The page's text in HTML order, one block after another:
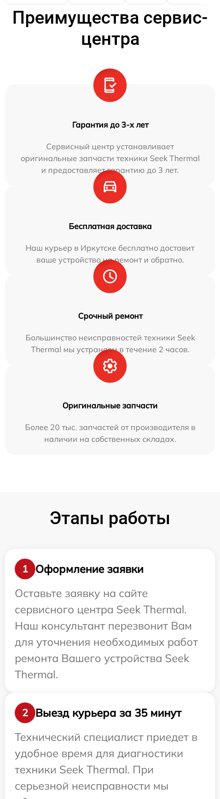
Преимущества сервис-
центра
Гарантия до 3-х лет
Сервисный центр устанавливает
оригинальные запчасти техники Seek Thermal
и предоставляет гарантию до 3 лет.
Бесплатная доставка
Наш курьер в Иркутске бесплатно доставит
ваше устройство на ремонт и обратно.
Срочный ремонт
Большинство неисправностей техники Seek
Thermal мы устраняем в течение 2 часов.
Оригинальные запчасти
Более 20 тыс. запчастей от производителя в
наличии на собственных складах.
Этапы работы
1
Оформление заявки
Оставьте заявку на сайте
сервисного центра Seek Thermal.
Наш консультант перезвонит Вам
для уточнения необходимых работ
ремонта Вашего устройства Seek
Thermal.
2
Выезд курьера за 35 минут
Технический специалист приедет в
удобное время для диагностики
техники Seek Thermal. При
серьезной неисправности мы